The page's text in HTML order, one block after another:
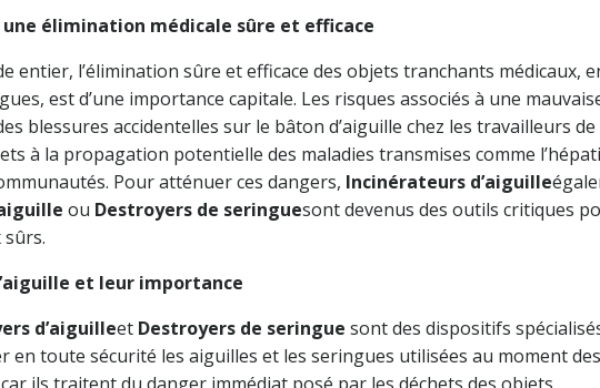
élimination médicale sûre et efficace
entier, l’élimination sûre et efficace des objets tranchants médicaux,
est d’une importance capitale. Les risques associés à une
blessures accidentelles sur le bâton d’aiguille chez les travailleurs de
à la propagation potentielle des maladies transmises comme
Pour atténuer ces dangers, Incinérateurs d’aiguille
ou Destroyers de seringuesont devenus des outils critiques
et leur importance
d’aiguilleet Destroyers de seringue sont des dispositifs
toute sécurité les aiguilles et les seringues utilisées au moment des